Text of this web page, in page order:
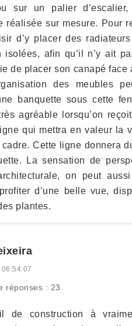
sur un palier
réalisée sur mesure. Pour
d’y placer des
isolées, afin qu’il n’y ait
de placer son canapé
des meubles
banquette sous cette
agréable lorsqu’on
qui mettra en valeur la
cadre. Cette ligne donnera
La sensation de
on peut
d’une belle vue,
plantes.
réponses : 23
de construction à